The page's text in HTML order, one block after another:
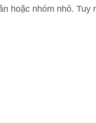
hoặc nhóm nhỏ. Tuy